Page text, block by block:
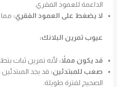
الداعمة للعمود الفقري.
لا يضغط على العمود الفقري:
عيوب تمرين البلانك:
قد يكون مملاً: لأنه تمرين ثبات
صعب للمبتدئين: قد يجد
الصحيح لفترة طويلة.